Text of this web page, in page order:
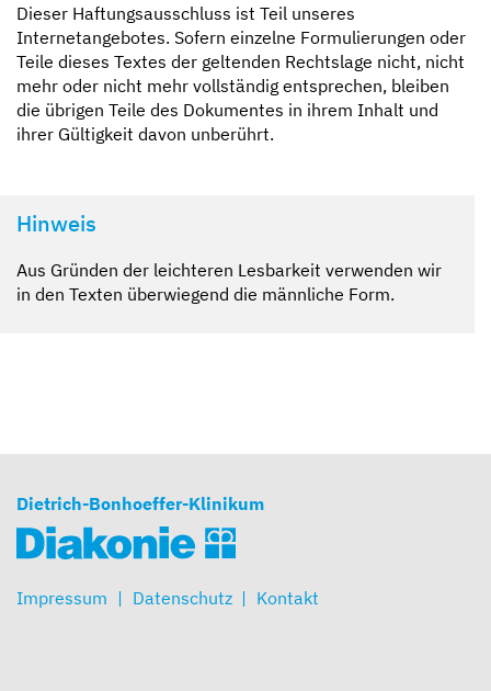
Dieser Haftungsausschluss ist Teil unseres
Internetangebotes. Sofern einzelne Formulierungen oder
Teile dieses Textes der geltenden Rechtslage nicht, nicht
mehr oder nicht mehr vollständig entsprechen, bleiben
die übrigen Teile des Dokumentes in ihrem Inhalt und
ihrer Gültigkeit davon unberührt.
Hinweis
Aus Gründen der leichteren Lesbarkeit verwenden wir
in den Texten überwiegend die männliche Form.
Dietrich-Bonhoeffer-Klinikum
Impressum Datenschutz Kontakt